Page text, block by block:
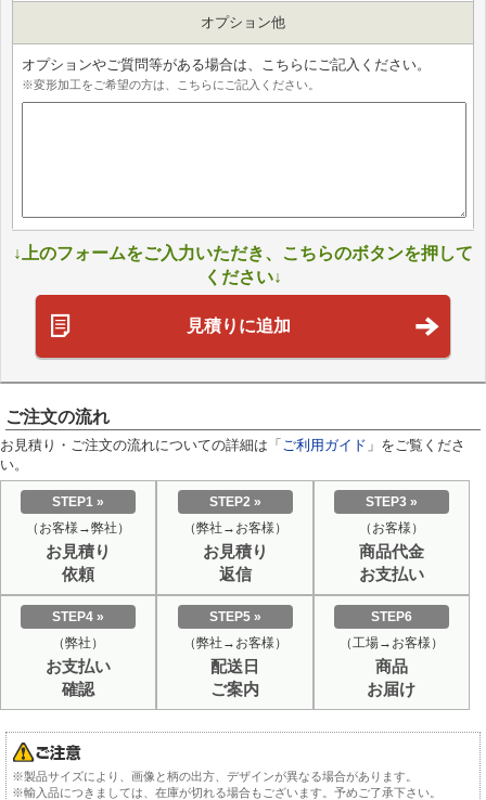
オプション他
オプションやご質問等がある場合は、こちらにご記入ください。
※変形加工をご希望の方は、こちらにご記入ください。
↓上のフォームをご入力いただき、こちらのボタンを押して
ください↓
見積りに追加
ご注文の流れ
お見積り・ご注文の流れについての詳細は「 ご利用ガイド 」をご覧くださ
い。
STEP1 »
（お客様→弊社）
お見積り
依頼
STEP2 »
（弊社→お客様）
お見積り
返信
STEP3 »
（お客様）
商品代金
お支払い
STEP4 »
（弊社）
お支払い
確認
STEP5 »
（弊社→お客様）
配送日
ご案内
STEP6
（工場→お客様）
商品
お届け
※製品サイズにより、画像と柄の出方、デザインが異なる場合があります。
※輸入品につきましては、在庫が切れる場合もございます。予めご了承下さい。